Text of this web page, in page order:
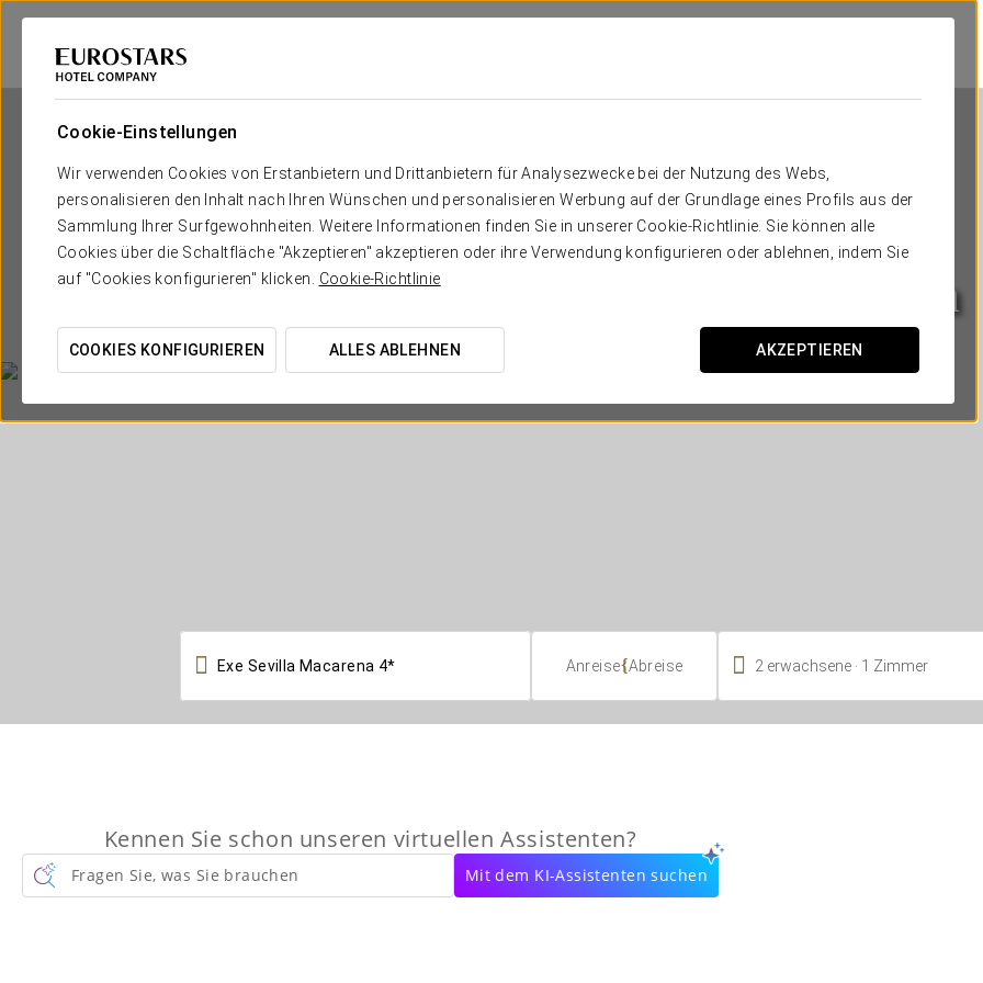
Cookie-Einstellungen
Wir verwenden Cookies von Erstanbietern und Drittanbietern für Analysezwecke bei der Nutzung des Webs,
personalisieren den Inhalt nach Ihren Wünschen und personalisieren Werbung auf der Grundlage eines Profils aus der
Sammlung Ihrer Surfgewohnheiten. Weitere Informationen finden Sie in unserer Cookie-Richtlinie. Sie können alle
Cookies über die Schaltfläche "Akzeptieren" akzeptieren oder ihre Verwendung konfigurieren oder ablehnen, indem Sie
auf "Cookies konfigurieren" klicken. Cookie-Richtlinie
COOKIES KONFIGURIEREN ALLES ABLEHNEN AKZEPTIEREN
Exe Sevilla Macarena
SEVILLA
 Anreise{Abreise  2 erwachsene 1 Zimmer
Kennen Sie schon unseren virtuellen Assistenten?
Fragen Sie, was Sie brauchen Mit dem KI-Assistenten suchen